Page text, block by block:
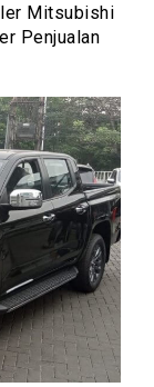
Mitsubishi
Penjualan